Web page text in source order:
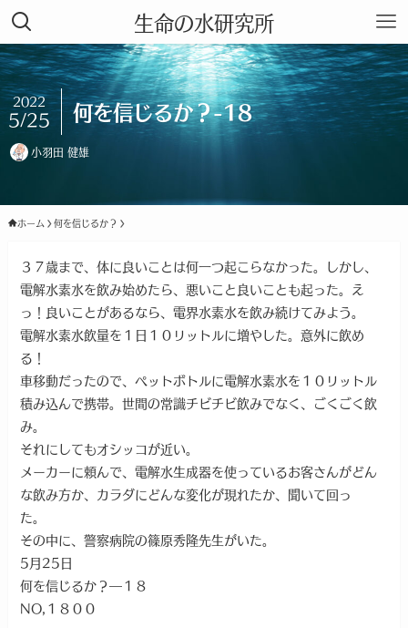
生命の水研究所
何を信じるか？-18
2022
5/25
小羽田 健雄
ホーム 何を信じるか？
３７歳まで、体に良いことは何一つ起こらなかった。しかし、
電解水素水を飲み始めたら、悪いこと良いことも起った。え
っ！良いことがあるなら、電界水素水を飲み続けてみよう。
電解水素水飲量を１日１０リットルに増やした。意外に飲め
る！
車移動だったので、ペットボトルに電解水素水を１０リットル
積み込んで携帯。世間の常識チビチビ飲みでなく、ごくごく飲
み。
それにしてもオシッコが近い。
メーカーに頼んで、電解水生成器を使っているお客さんがどん
な飲み方か、カラダにどんな変化が現れたか、聞いて回っ
た。
その中に、警察病院の篠原秀隆先生がいた。
5月25日
何を信じるか？―１８
NO,１８００